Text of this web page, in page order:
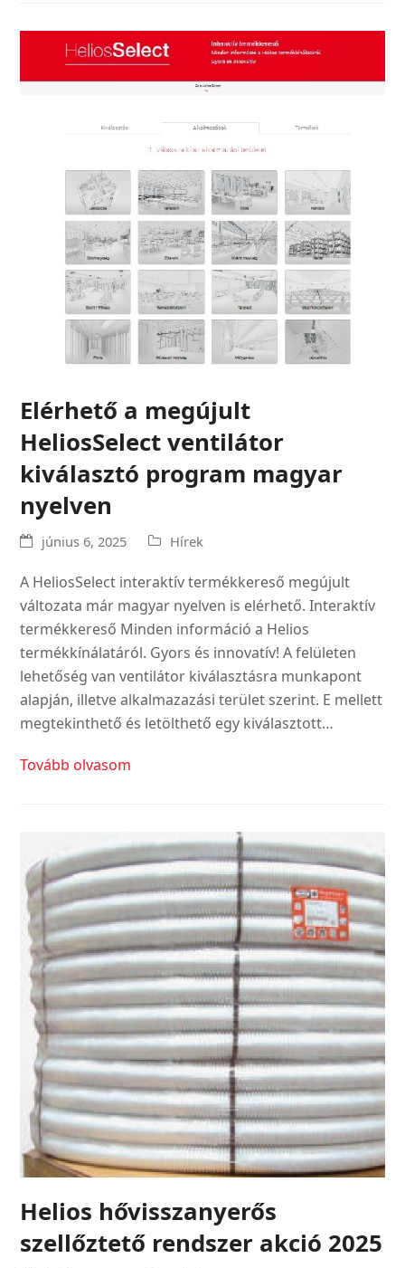
Elérhető a megújult
HeliosSelect ventilátor
kiválasztó program magyar
nyelven
június 6, 2025 Hírek
A HeliosSelect interaktív termékkereső megújult
változata már magyar nyelven is elérhető. Interaktív
termékkereső Minden információ a Helios
termékkínálatáról. Gyors és innovatív! A felületen
lehetőség van ventilátor kiválasztásra munkapont
alapján, illetve alkalmazazási terület szerint. E mellett
megtekinthető és letölthető egy kiválasztott…
Tovább olvasom
Helios hővisszanyerős
szellőztető rendszer akció 2025